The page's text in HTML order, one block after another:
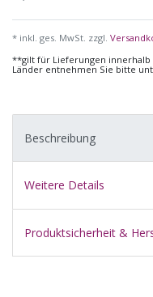
* inkl. ges. MwSt. zzgl.
**gilt für Lieferungen innerhalb
Länder entnehmen Sie bitte
Beschreibung
Weitere Details
Produktsicherheit &